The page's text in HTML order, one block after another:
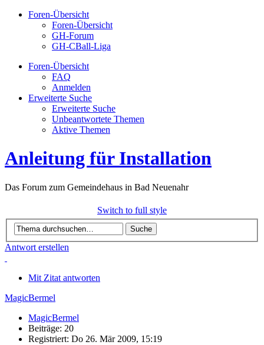
Foren-Übersicht
Foren-Übersicht
GH-Forum
GH-CBall-Liga
Foren-Übersicht
FAQ
Anmelden
Erweiterte Suche
Erweiterte Suche
Unbeantwortete Themen
Aktive Themen
Anleitung für Installation
Das Forum zum Gemeindehaus in Bad Neuenahr
Switch to full style
Antwort erstellen
Mit Zitat antworten
MagicBermel
MagicBermel
Beiträge: 20
Registriert: Do 26. Mär 2009, 15:19